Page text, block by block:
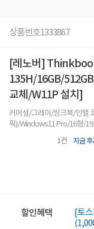
상품번호1333867
[레노버]
135H/16GB/
교체/W11P 설치]
커머셜/그레이/씽크북/인텔
픽)/Windows11 Pro/16형/
1건 지금 후
할인혜택
[토